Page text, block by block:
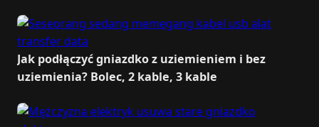
Jak podłączyć gniazdko z uziemieniem i bez
uziemienia? Bolec, 2 kable, 3 kable